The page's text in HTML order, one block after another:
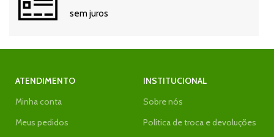
sem juros
ATENDIMENTO
Minha conta
Meus pedidos
INSTITUCIONAL
Sobre nós
Política de troca e devoluções